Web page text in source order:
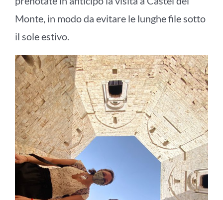
Monte, in modo da evitare le lunghe file sotto
il sole estivo.